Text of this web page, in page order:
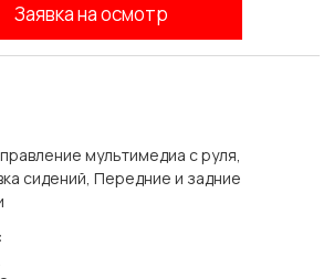
Заявка на осмотр
мультимедиа с руля,
сидений, Передние и задние